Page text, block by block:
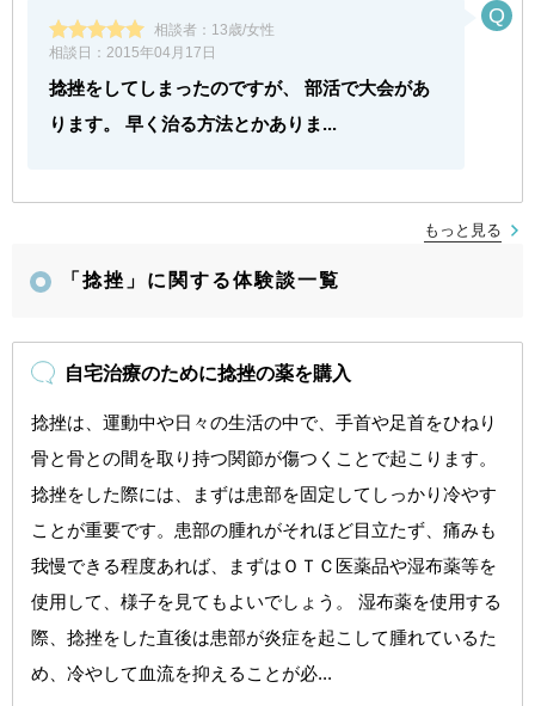
相談者： 13歳/女性
相談日： 2015年04月17日
捻挫をしてしまったのですが、 部活で大会があ
ります。 早く治る方法とかありま...
もっと見る
「捻挫」に関する体験談一覧
自宅治療のために捻挫の薬を購入
捻挫は、運動中や日々の生活の中で、手首や足首をひねり
骨と骨との間を取り持つ関節が傷つくことで起こります。
捻挫をした際には、まずは患部を固定してしっかり冷やす
ことが重要です。患部の腫れがそれほど目立たず、痛みも
我慢できる程度あれば、まずはＯＴＣ医薬品や湿布薬等を
使用して、様子を見てもよいでしょう。 湿布薬を使用する
際、捻挫をした直後は患部が炎症を起こして腫れているた
め、冷やして血流を抑えることが必...